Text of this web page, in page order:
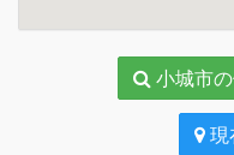
小城市
現